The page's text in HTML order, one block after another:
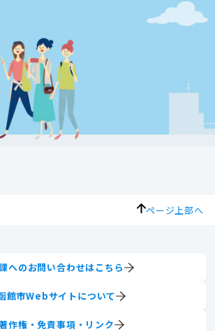
ページ上部へ
へのお問い合わせはこちら
館市Webサイトについて
作権・免責事項・リンク